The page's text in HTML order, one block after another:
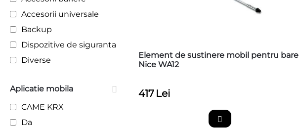
Accesorii universale
Backup
Dispozitive de siguranta
Diverse
Interfete de programare
Telecomenzi /
receptoare
Aplicatie mobila
CAME KRX
Da
Element de sustinere mobil pentru bare
Nice WA12
417 Lei